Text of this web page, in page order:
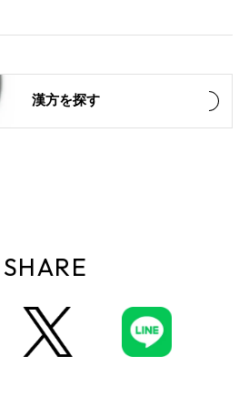
漢方を探す
SHARE